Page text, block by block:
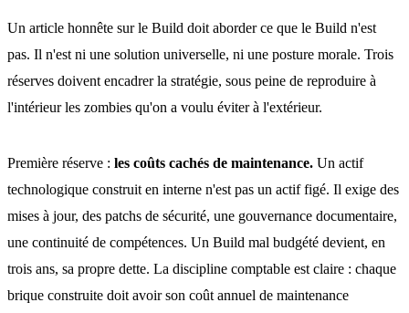
Un article honnête sur le Build doit aborder ce que le Build n'est
pas. Il n'est ni une solution universelle, ni une posture morale. Trois
réserves doivent encadrer la stratégie, sous peine de reproduire à
l'intérieur les zombies qu'on a voulu éviter à l'extérieur.
Première réserve : les coûts cachés de maintenance. Un actif
technologique construit en interne n'est pas un actif figé. Il exige des
mises à jour, des patchs de sécurité, une gouvernance documentaire,
une continuité de compétences. Un Build mal budgété devient, en
trois ans, sa propre dette. La discipline comptable est claire : chaque
brique construite doit avoir son coût annuel de maintenance